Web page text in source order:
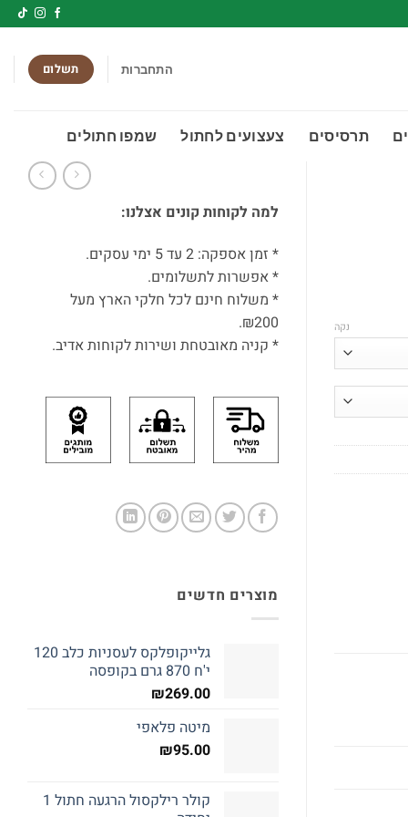
התחברות תשלום
תרסיסים צעצועים לחתול שמפו חתולים
למה לקוחות קונים אצלנו:
* זמן אספקה: 2 עד 5 ימי עסקים.
* אפשרות לתשלומים.
* משלוח חינם לכל חלקי הארץ מעל
₪200.
* קניה מאובטחת ושירות לקוחות אדיב.
מוצרים חדשים
גלייקופלקס לעסניות כלב 120
י'ח 870 גרם בקופסה
₪269.00
מיטה פלאפי
₪95.00
קולר רילקסול הרגעה חתול 1
נקה